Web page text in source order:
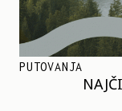
PUTOVANJA